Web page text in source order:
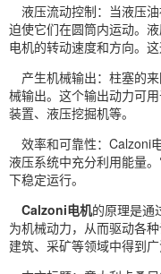
液压流动控制：当液压
迫使它们在圆筒内运动。
电机的转动速度和方向。
产生机械输出：柱塞的
械输出。这个输出动力可
装置、液压挖掘机等。
效率和可靠性：Calzoni
液压系统中充分利用能量
下稳定运行。
Calzoni电机的原理是通
为机械动力，从而驱动各
建筑、采矿等领域中得到广